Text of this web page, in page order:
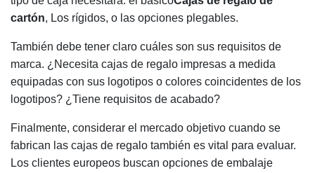
cartón, Los rígidos, o las opciones plegables.
También debe tener claro cuáles son sus requisitos de
marca. ¿Necesita cajas de regalo impresas a medida
equipadas con sus logotipos o colores coincidentes de los
logotipos? ¿Tiene requisitos de acabado?
Finalmente, considerar el mercado objetivo cuando se
fabrican las cajas de regalo también es vital para evaluar.
Los clientes europeos buscan opciones de embalaje